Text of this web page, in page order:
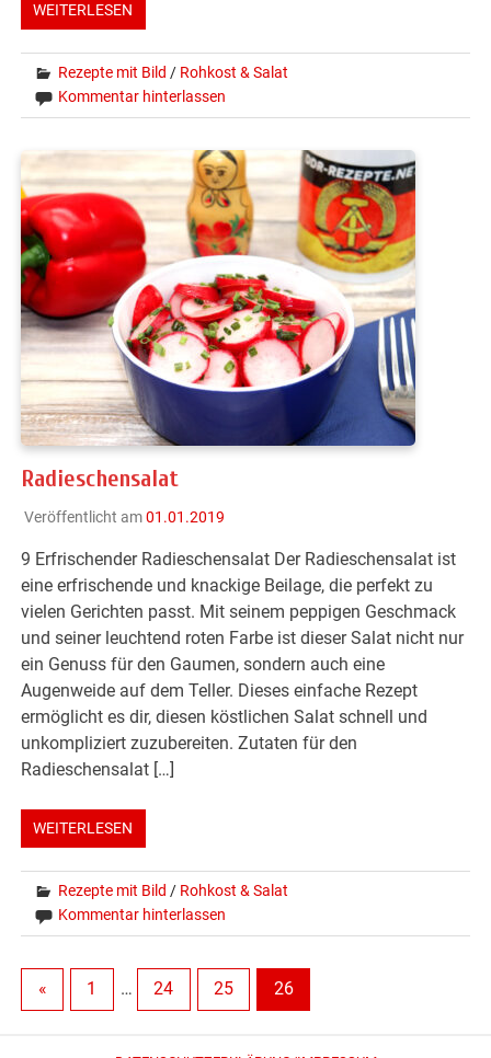
WEITERLESEN
Rezepte mit Bild / Rohkost & Salat
Kommentar hinterlassen
Radieschensalat
Veröffentlicht am01.01.2019
9 Erfrischender Radieschensalat Der Radieschensalat ist
eine erfrischende und knackige Beilage, die perfekt zu
vielen Gerichten passt. Mit seinem peppigen Geschmack
und seiner leuchtend roten Farbe ist dieser Salat nicht nur
ein Genuss für den Gaumen, sondern auch eine
Augenweide auf dem Teller. Dieses einfache Rezept
ermöglicht es dir, diesen köstlichen Salat schnell und
unkompliziert zuzubereiten. Zutaten für den
Radieschensalat […]
WEITERLESEN
Rezepte mit Bild / Rohkost & Salat
Kommentar hinterlassen
« 1 … 24 25 26